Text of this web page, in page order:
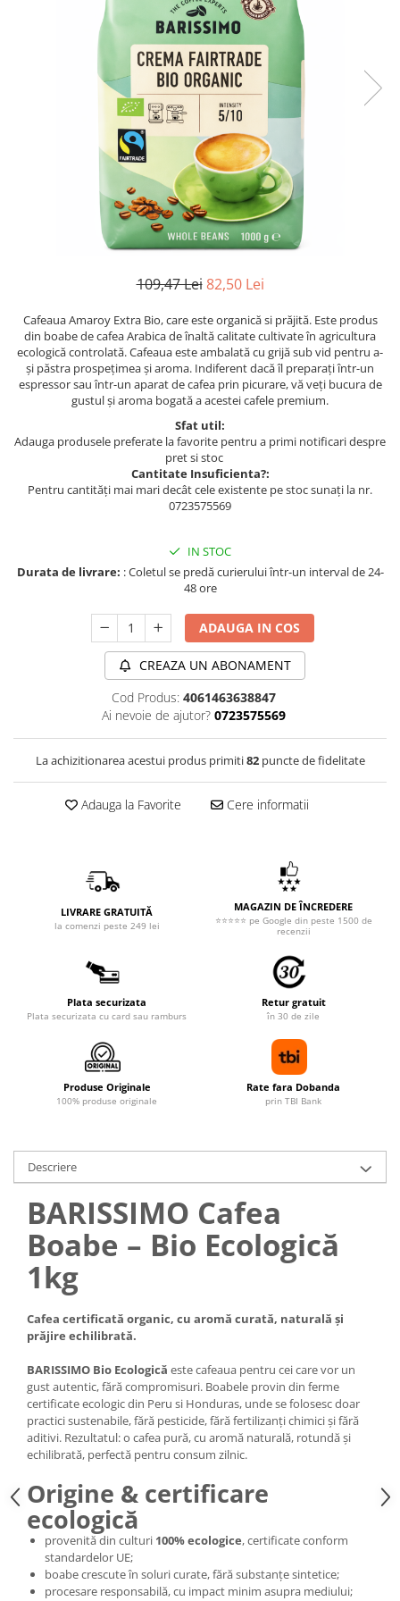
109,47 Lei 82,50 Lei
Cafeaua Amaroy Extra Bio, care este organică si prăjită. Este produs
din boabe de cafea Arabica de înaltă calitate cultivate în agricultura
ecologică controlată. Cafeaua este ambalată cu grijă sub vid pentru a-
și păstra prospețimea și aroma. Indiferent dacă îl preparați într-un
espressor sau într-un aparat de cafea prin picurare, vă veți bucura de
gustul și aroma bogată a acestei cafele premium.
Sfat util:
Adauga produsele preferate la favorite pentru a primi notificari despre
pret si stoc
Cantitate Insuficienta?:
Pentru cantități mai mari decât cele existente pe stoc sunați la nr.
0723575569
IN STOC
Durata de livrare: : Coletul se predă curierului într-un interval de 24-
48 ore
ADAUGA IN COS
CREAZA UN ABONAMENT
Cod Produs: 4061463638847
Ai nevoie de ajutor? 0723575569
La achizitionarea acestui produs primiti82puncte de fidelitate
Adauga la Favorite Cere informatii
LIVRARE GRATUITĂ
la comenzi peste 249 lei
MAGAZIN DE ÎNCREDERE
⭐⭐⭐⭐⭐ pe Google din peste 1500 de
recenzii
Plata securizata
Plata securizata cu card sau ramburs
Retur gratuit
în 30 de zile
Produse Originale
100% produse originale
Rate fara Dobanda
prin TBI Bank
Descriere
BARISSIMO Cafea
Boabe – Bio Ecologică
1kg
Cafea certificată organic, cu aromă curată, naturală și
prăjire echilibrată.
BARISSIMO Bio Ecologică este cafeaua pentru cei care vor un
gust autentic, fără compromisuri. Boabele provin din ferme
certificate ecologic din Peru si Honduras, unde se folosesc doar
practici sustenabile, fără pesticide, fără fertilizanți chimici și fără
aditivi. Rezultatul: o cafea pură, cu aromă naturală, rotundă și
echilibrată, perfectă pentru consum zilnic.
Origine & certificare
ecologică
provenită din culturi 100% ecologice, certificate conform
standardelor UE;
boabe crescute în soluri curate, fără substanțe sintetice;
procesare responsabilă, cu impact minim asupra mediului;